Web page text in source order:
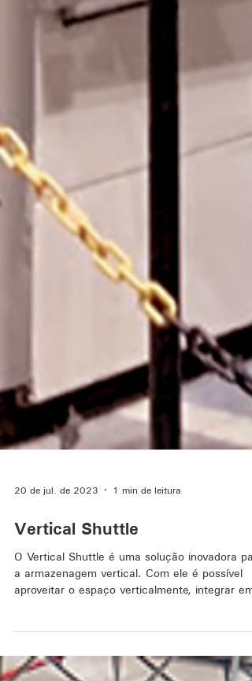
20 de jul. de 2023 1 min de leitura
Vertical Shuttle
a armazenagem vertical. Com ele é possível
aproveitar o espaço verticalmente, integrar